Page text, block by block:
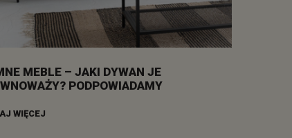
MEBLE – JAKI DYWAN JE
PODPOWIADAMY
WIĘCEJ